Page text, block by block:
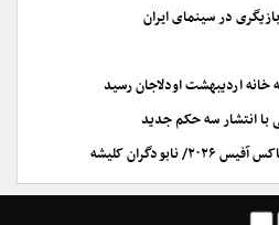
در سینمای ایران
اردیبهشت اودلاجان رسید
با انتشار سه حکم جدید
کلیشه